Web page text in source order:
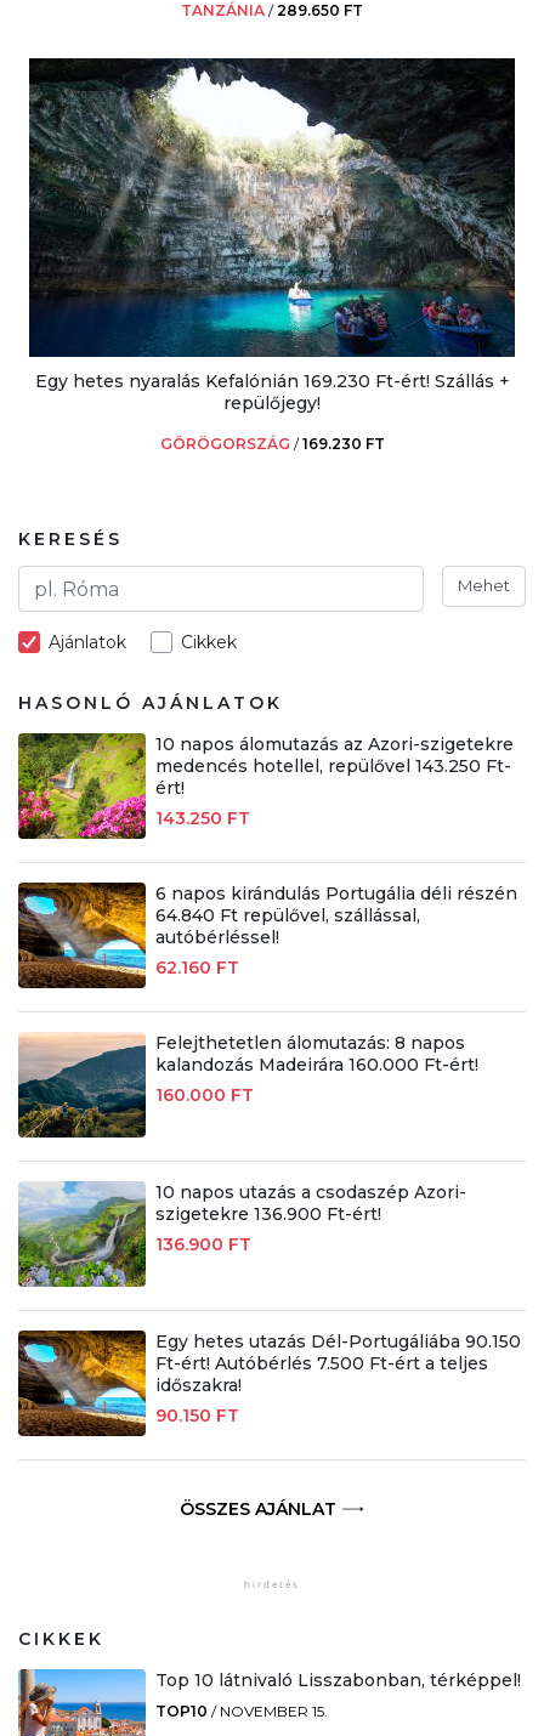
TANZÁNIA /289.650 FT
Egy hetes nyaralás Kefalónián 169.230 Ft-ért! Szállás +
repülőjegy!
GÖRÖGORSZÁG /169.230 FT
KERESÉS
Mehet
Ajánlatok Cikkek
HASONLÓ AJÁNLATOK
10 napos álomutazás az Azori-szigetekre
medencés hotellel, repülővel 143.250 Ft-
ért!
143.250 FT
6 napos kirándulás Portugália déli részén
64.840 Ft repülővel, szállással,
autóbérléssel!
62.160 FT
Felejthetetlen álomutazás: 8 napos
kalandozás Madeirára 160.000 Ft-ért!
160.000 FT
10 napos utazás a csodaszép Azori-
szigetekre 136.900 Ft-ért!
136.900 FT
Egy hetes utazás Dél-Portugáliába 90.150
Ft-ért! Autóbérlés 7.500 Ft-ért a teljes
időszakra!
90.150 FT
ÖSSZES AJÁNLAT
CIKKEK
Top 10 látnivaló Lisszabonban, térképpel!
TOP10 / NOVEMBER 15.